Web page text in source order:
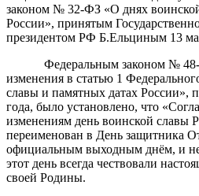
законом № 32-ФЗ «О днях
России», принятым
президентом РФ Б.Ельциным 13
Федеральным законом № 48-
изменения в статью 1
славы и памятных датах России»,
года, было установлено, что
изменениям день воинской славы
переименован в День защитника
официальным выходным днём, и
этот день всегда чествовали
своей Родины.